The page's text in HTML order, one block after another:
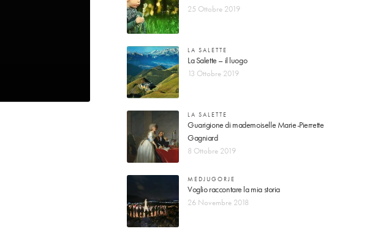
25 Ottobre 2019
LA SALETTE
La Salette – il luogo
13 Ottobre 2019
LA SALETTE
Guarigione di mademoiselle Marie-Pierrette
Gagniard
8 Ottobre 2019
MEDJUGORJE
Voglio raccontare la mia storia
26 Novembre 2018